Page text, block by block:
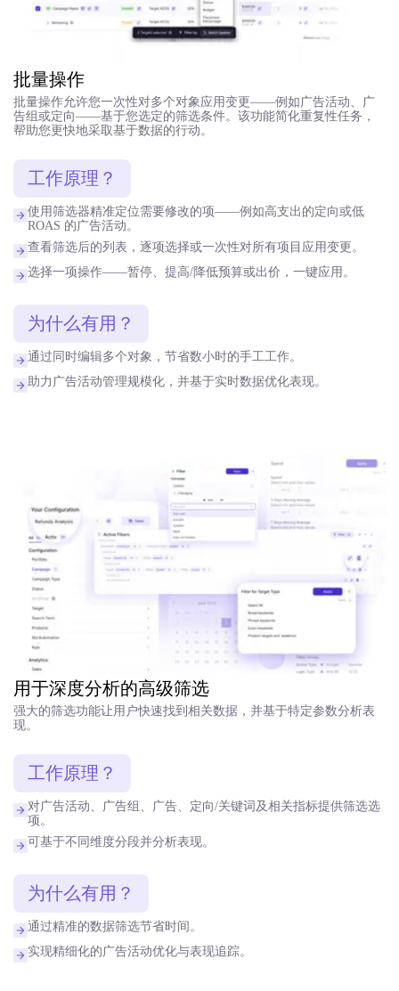
批量操作
批量操作允许您一次性对多个对象应用变更——例如广告活动、广
告组或定向——基于您选定的筛选条件。该功能简化重复性任务，
帮助您更快地采取基于数据的行动。
工作原理？
使用筛选器精准定位需要修改的项——例如高支出的定向或低
ROAS 的广告活动。
查看筛选后的列表，逐项选择或一次性对所有项目应用变更。
选择一项操作——暂停、提高/降低预算或出价，一键应用。
为什么有用？
通过同时编辑多个对象，节省数小时的手工工作。
助力广告活动管理规模化，并基于实时数据优化表现。
用于深度分析的高级筛选
强大的筛选功能让用户快速找到相关数据，并基于特定参数分析表
现。
工作原理？
对广告活动、广告组、广告、定向/关键词及相关指标提供筛选选
项。
可基于不同维度分段并分析表现。
为什么有用？
通过精准的数据筛选节省时间。
实现精细化的广告活动优化与表现追踪。